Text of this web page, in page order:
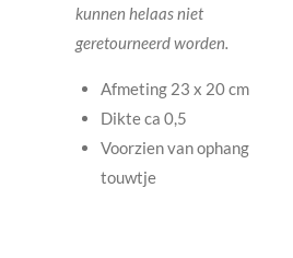
kunnen helaas niet
geretourneerd worden.
Afmeting 23 x 20 cm
Dikte ca 0,5
Voorzien van ophang
touwtje